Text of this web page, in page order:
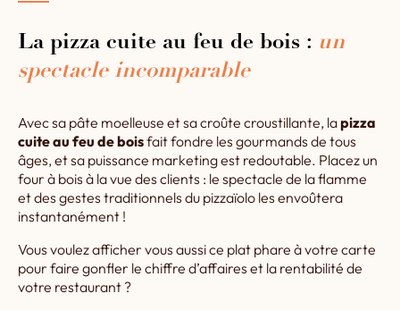
La pizza cuite au feu de bois : un
spectacle incomparable
Avec sa pâte moelleuse et sa croûte croustillante, lapizza
cuite au feu de boisfait fondre les gourmands de tous
âges, et sa puissance marketing est redoutable. Placez un
four à bois à la vue des clients : le spectacle de la flamme
et des gestes traditionnels du pizzaïolo les envoûtera
instantanément !
Vous voulez afficher vous aussi ce plat phare à votre carte
pour faire gonfler le chiffre d’affaires et la rentabilité de
votre restaurant ?